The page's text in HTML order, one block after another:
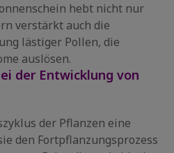
hebt nicht nur
verstärkt auch die
lästiger Pollen, die
auslösen.
der Entwicklung von
der Pflanzen eine
den Fortpflanzungsprozess